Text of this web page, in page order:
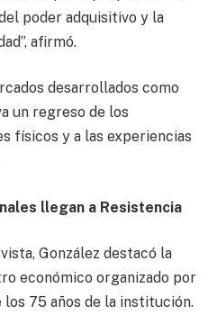
poder adquisitivo y la
afirmó.
desarrollados como
un regreso de los
físicos y a las experiencias
llegan a Resistencia
González destacó la
económico organizado por
los 75 años de la institución.